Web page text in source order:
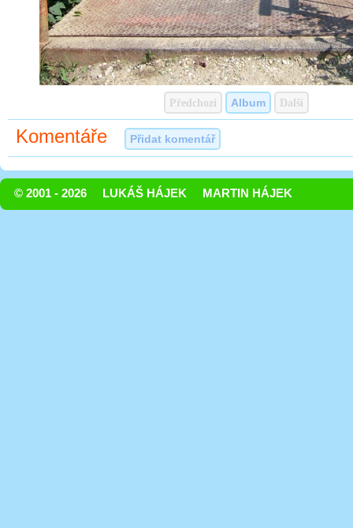
Předchozí Album Další
Komentáře Přidat komentář
© 2001 - 2026 LUKÁŠ HÁJEK MARTIN HÁJEK